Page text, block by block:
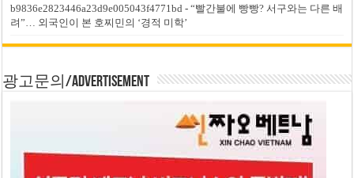
b9836e2823446a23d9e005043f4771bd -“빨간불에 빵빵? 서구와는 다른 배
려”… 외국인이 본 호찌민의 ‘경적 미학’
광고문의/Advertisement